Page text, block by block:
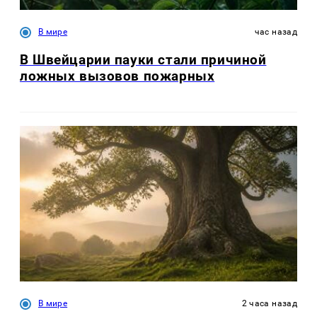
В мире час назад
В Швейцарии пауки стали причиной
ложных вызовов пожарных
В мире 2 часа назад